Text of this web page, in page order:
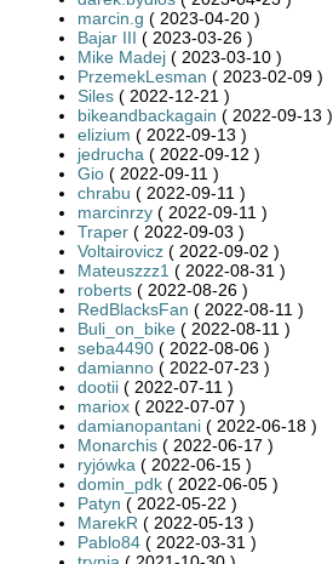
marcin.g ( 2023-04-20 )
Bajar III ( 2023-03-26 )
Mike Madej ( 2023-03-10 )
PrzemekLesman ( 2023-02-09 )
Siles ( 2022-12-21 )
bikeandbackagain ( 2022-09-13 )
elizium ( 2022-09-13 )
jedrucha ( 2022-09-12 )
Gio ( 2022-09-11 )
chrabu ( 2022-09-11 )
marcinrzy ( 2022-09-11 )
Traper ( 2022-09-03 )
Voltairovicz ( 2022-09-02 )
Mateuszzz1 ( 2022-08-31 )
roberts ( 2022-08-26 )
RedBlacksFan ( 2022-08-11 )
Buli_on_bike ( 2022-08-11 )
seba4490 ( 2022-08-06 )
damianno ( 2022-07-23 )
dootii ( 2022-07-11 )
mariox ( 2022-07-07 )
damianopantani ( 2022-06-18 )
Monarchis ( 2022-06-17 )
ryjówka ( 2022-06-15 )
domin_pdk ( 2022-06-05 )
Patyn ( 2022-05-22 )
MarekR ( 2022-05-13 )
Pablo84 ( 2022-03-31 )